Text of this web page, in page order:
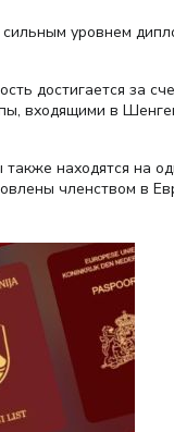
уровнем
достигается за
входящими в
находятся на
членством в